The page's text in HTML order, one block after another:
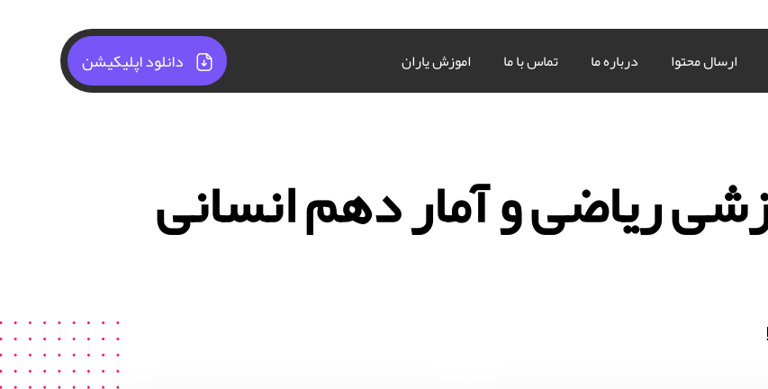
ارسال محتوا درباره ما تماس با ما اموزش یاران دانلود اپلیکیشن
ریاضی و آمار دهم انسانی